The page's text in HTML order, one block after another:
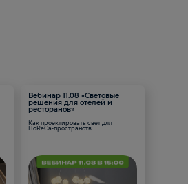
Вебинар 11.08 «Световые
решения для отелей и
ресторанов»
Как проектировать свет для
HoReCa-пространств